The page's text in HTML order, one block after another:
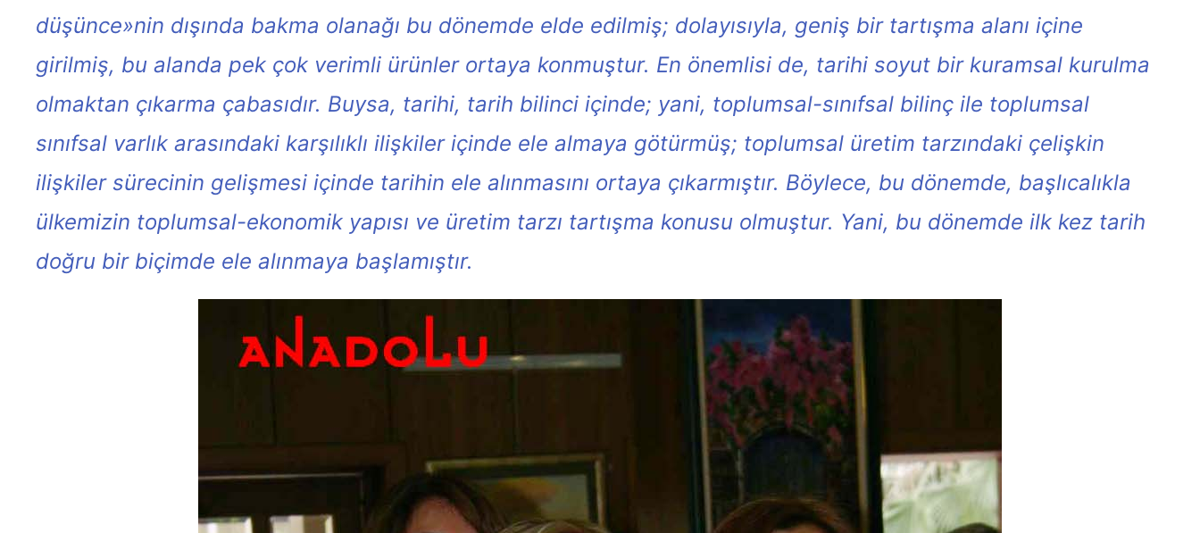
düşünce»nin dışında bakma olanağı bu dönemde elde edilmiş; dolayısıyla, geniş bir tartışma alanı içine
girilmiş, bu alanda pek çok verimli ürünler ortaya konmuştur. En önemlisi de, tarihi soyut bir kuramsal kurulma
olmaktan çıkarma çabasıdır. Buysa, tarihi, tarih bilinci içinde; yani, toplumsal-sınıfsal bilinç ile toplumsal
sınıfsal varlık arasındaki karşılıklı ilişkiler içinde ele almaya götürmüş; toplumsal üretim tarzındaki çelişkin
ilişkiler sürecinin gelişmesi içinde tarihin ele alınmasını ortaya çıkarmıştır. Böylece, bu dönemde, başlıcalıkla
ülkemizin toplumsal-ekonomik yapısı ve üretim tarzı tartışma konusu olmuştur. Yani, bu dönemde ilk kez tarih
doğru bir biçimde ele alınmaya başlamıştır.